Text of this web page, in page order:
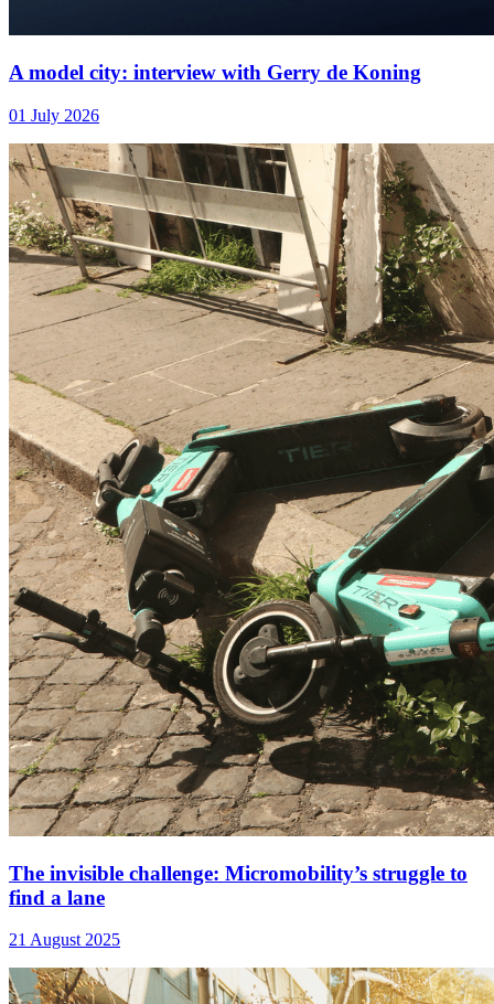
A model city: interview with Gerry de Koning
01 July 2026
The invisible challenge: Micromobility’s struggle to
find a lane
21 August 2025